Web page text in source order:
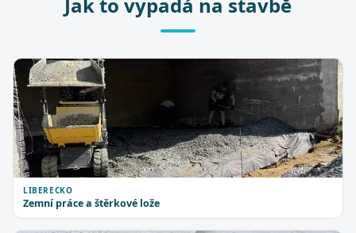
LIBERECKO
Zemní práce a štěrkové lože